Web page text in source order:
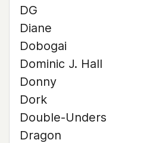
DG
Diane
Dobogai
Dominic J. Hall
Donny
Dork
Double-Unders
Dragon